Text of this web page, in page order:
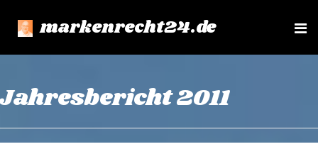
markenrecht24.de
e
Jahresbericht 2011